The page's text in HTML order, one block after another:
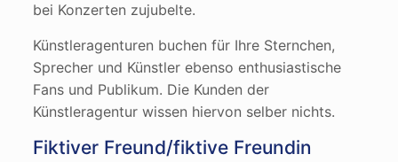
bei Konzerten zujubelte.
Künstleragenturen buchen für Ihre Sternchen,
Sprecher und Künstler ebenso enthusiastische
Fans und Publikum. Die Kunden der
Künstleragentur wissen hiervon selber nichts.
Fiktiver Freund/fiktive Freundin